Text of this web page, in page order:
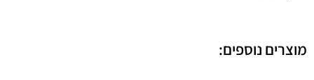
מוצרים נוספים: